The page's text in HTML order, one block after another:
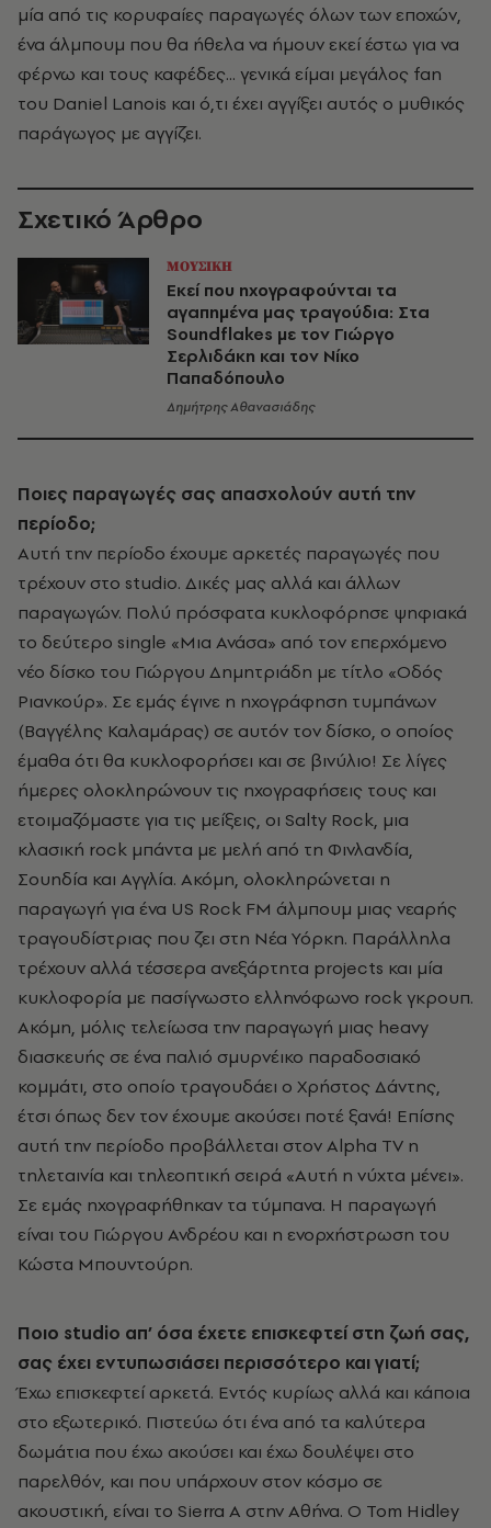
μία από τις κορυφαίες παραγωγές όλων των εποχών,
ένα άλμπουμ που θα ήθελα να ήμουν εκεί έστω για να
φέρνω και τους καφέδες... γενικά είμαι μεγάλος fan
του Daniel Lanois και ό,τι έχει αγγίξει αυτός ο μυθικός
παράγωγος με αγγίζει.
Σχετικό Άρθρο
ΜΟΥΣΙΚΗ
Εκεί που ηχογραφούνται τα
αγαπημένα μας τραγούδια: Στα
Soundflakes με τον Γιώργο
Σερλιδάκη και τον Νίκο
Παπαδόπουλο
Δημήτρης Αθανασιάδης
Ποιες παραγωγές σας απασχολούν αυτή την
περίοδο;
Αυτή την περίοδο έχουμε αρκετές παραγωγές που
τρέχουν στο studio. Δικές μας αλλά και άλλων
παραγωγών. Πολύ πρόσφατα κυκλοφόρησε ψηφιακά
το δεύτερο single «Μια Ανάσα» από τον επερχόμενο
νέο δίσκο του Γιώργου Δημητριάδη με τίτλο «Οδός
Ριανκούρ». Σε εμάς έγινε η ηχογράφηση τυμπάνων
(Βαγγέλης Καλαμάρας) σε αυτόν τον δίσκο, ο οποίος
έμαθα ότι θα κυκλοφορήσει και σε βινύλιο! Σε λίγες
ήμερες ολοκληρώνουν τις ηχογραφήσεις τους και
ετοιμαζόμαστε για τις μείξεις, οι Salty Rock, μια
κλασική rock μπάντα με μελή από τη Φινλανδία,
Σουηδία και Αγγλία. Ακόμη, ολοκληρώνεται η
παραγωγή για ένα US Rock FM άλμπουμ μιας νεαρής
τραγουδίστριας που ζει στη Νέα Υόρκη. Παράλληλα
τρέχουν αλλά τέσσερα ανεξάρτητα projects και μία
κυκλοφορία με πασίγνωστο ελληνόφωνο rock γκρουπ.
Ακόμη, μόλις τελείωσα την παραγωγή μιας heavy
διασκευής σε ένα παλιό σμυρνέικο παραδοσιακό
κομμάτι, στο οποίο τραγουδάει ο Χρήστος Δάντης,
έτσι όπως δεν τον έχουμε ακούσει ποτέ ξανά! Επίσης
αυτή την περίοδο προβάλλεται στον Alpha TV η
τηλεταινία και τηλεοπτική σειρά «Αυτή η νύχτα μένει».
Σε εμάς ηχογραφήθηκαν τα τύμπανα. Η παραγωγή
είναι του Γιώργου Ανδρέου και η ενορχήστρωση του
Κώστα Μπουντούρη.
Ποιο studio απ’ όσα έχετε επισκεφτεί στη ζωή σας,
σας έχει εντυπωσιάσει περισσότερο και γιατί;
Έχω επισκεφτεί αρκετά. Εντός κυρίως αλλά και κάποια
στο εξωτερικό. Πιστεύω ότι ένα από τα καλύτερα
δωμάτια που έχω ακούσει και έχω δουλέψει στο
παρελθόν, και που υπάρχουν στον κόσμο σε
ακουστική, είναι το Sierra A στην Αθήνα. Ο Tom Hidley